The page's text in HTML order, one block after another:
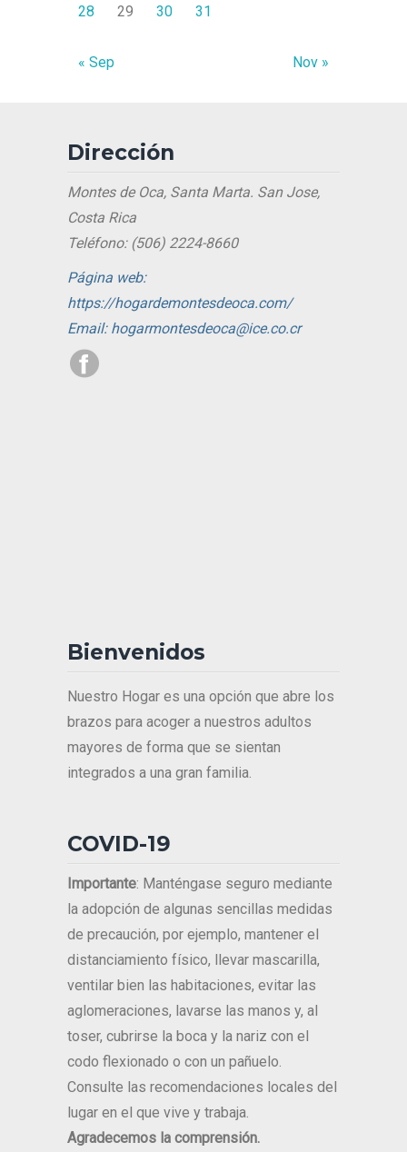
28 29 30 31
« Sep Nov »
Dirección
Montes de Oca, Santa Marta. San Jose,
Costa Rica
Teléfono: (506) 2224-8660
Página web:
https://hogardemontesdeoca.com/
Email: hogarmontesdeoca@ice.co.cr
Bienvenidos
Nuestro Hogar es una opción que abre los
brazos para acoger a nuestros adultos
mayores de forma que se sientan
integrados a una gran familia.
COVID-19
Importante: Manténgase seguro mediante
la adopción de algunas sencillas medidas
de precaución, por ejemplo, mantener el
distanciamiento físico, llevar mascarilla,
ventilar bien las habitaciones, evitar las
aglomeraciones, lavarse las manos y, al
toser, cubrirse la boca y la nariz con el
codo flexionado o con un pañuelo.
Consulte las recomendaciones locales del
lugar en el que vive y trabaja.
Agradecemos la comprensión.